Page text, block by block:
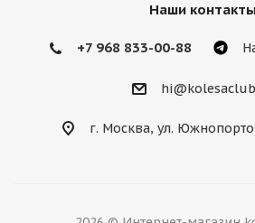
HRE Design FF10 8,5j-20 5*112
Наши контакты
+7 968 833-00-88
г. Москва, ул.